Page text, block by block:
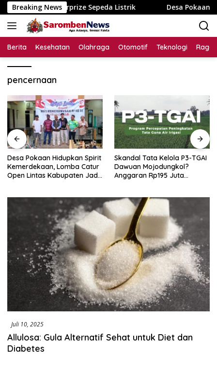
Langsung
ke
konten
Breaking News
Doorprize Sepeda Listrik Desa Pokaan
Berita Kesehatan Olahraga Otomotif Teknologi
pencernaan
Desa Pokaan Hidupkan Spirit
Kemerdekaan, Lomba Catur
Open Lintas Kabupaten Jadi
Skandal Tata Kelola P3-TGAI
Dawuan Mojodungkol?
Anggaran Rp195 Juta
Swakelola Petani
Juli 10, 2025
Allulosa: Gula Alternatif Sehat untuk Diet dan
Diabetes